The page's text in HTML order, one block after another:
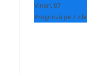
Vineri, 07
Prognoză pe 7 zile